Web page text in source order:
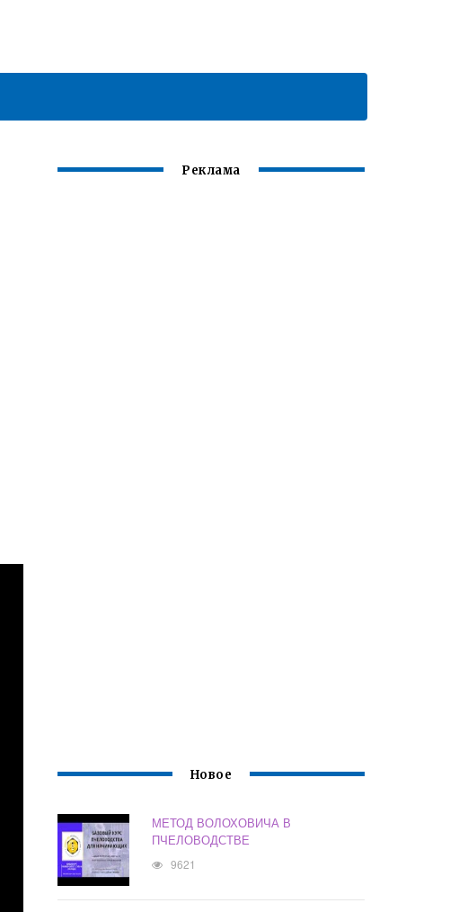
Реклама
Новое
МЕТОД ВОЛОХОВИЧА В
ПЧЕЛОВОДСТВЕ
9621